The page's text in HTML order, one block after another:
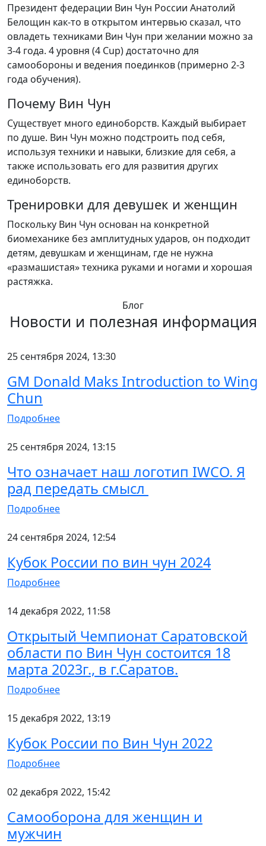
Президент федерации Вин Чун России Анатолий
Белощин как-то в открытом интервью сказал, что
овладеть техниками Вин Чун при желании можно за
3-4 года. 4 уровня (4 Cup) достаточно для
самообороны и ведения поединков (примерно 2-3
года обучения).
Почему Вин Чун
Существует много единоборств. Каждый выбирает
по душе. Вин Чун можно подстроить под себя,
используя техники и навыки, близкие для себя, а
также использовать его для развития других
единоборств.
Тренировки для девушек и женщин
Поскольку Вин Чун основан на конкретной
биомеханике без амплитудных ударов, он подходит
детям, девушкам и женщинам, где не нужна
«размашистая» техника руками и ногами и хорошая
растяжка.
Блог
Новости и полезная информация
25 сентября 2024, 13:30
GM Donald Maks Introduction to Wing
Chun
Подробнее
25 сентября 2024, 13:15
Что означает наш логотип IWCO. Я
рад передать смысл
Подробнее
24 сентября 2024, 12:54
Кубок России по вин чун 2024
Подробнее
14 декабря 2022, 11:58
Открытый Чемпионат Саратовской
области по Вин Чун состоится 18
марта 2023г., в г.Саратов.
Подробнее
15 декабря 2022, 13:19
Кубок России по Вин Чун 2022
Подробнее
02 декабря 2022, 15:42
Самооборона для женщин и
мужчин